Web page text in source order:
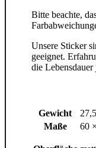
Bitte beachte,
Unsere Sticker
geeignet.
die
Gewicht
Maße
60